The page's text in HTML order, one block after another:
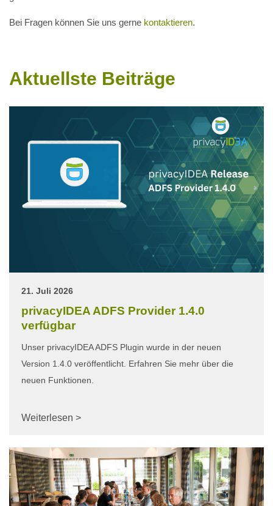
Bei Fragen können Sie uns gerne kontaktieren.
Aktuellste Beiträge
21. Juli 2026
privacyIDEA ADFS Provider 1.4.0
verfügbar
Unser privacyIDEA ADFS Plugin wurde in der neuen
Version 1.4.0 veröffentlicht. Erfahren Sie mehr über die
neuen Funktionen.
Weiterlesen >